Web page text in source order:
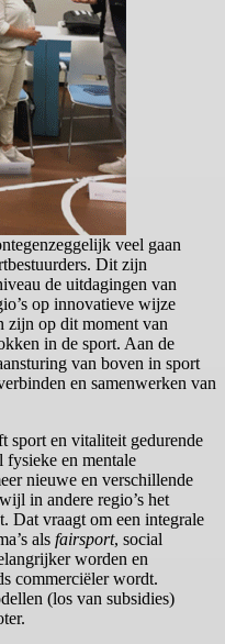
veel gaan
Dit zijn
de uitdagingen van
op innovatieve wijze
zijn op dit moment van
in de sport. Aan de
van boven in sport
en samenwerken van
sport en vitaliteit gedurende
fysieke en mentale
nieuwe en verschillende
in andere regio’s het
Dat vraagt om een integrale
als fairsport, social
worden en
commerciëler wordt.
(los van subsidies)